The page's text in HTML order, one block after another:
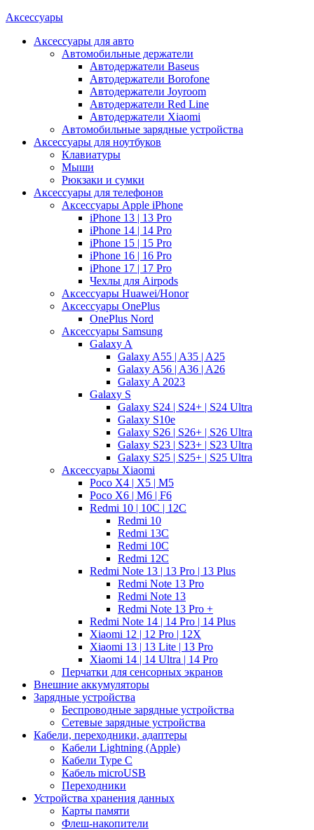
Аксессуары
Аксессуары для авто
Автомобильные держатели
Автодержатели Baseus
Автодержатели Borofone
Автодержатели Joyroom
Автодержатели Red Line
Автодержатели Xiaomi
Автомобильные зарядные устройства
Аксессуары для ноутбуков
Клавиатуры
Мыши
Рюкзаки и сумки
Аксессуары для телефонов
Аксессуары Apple iPhone
iPhone 13 | 13 Pro
iPhone 14 | 14 Pro
iPhone 15 | 15 Pro
iPhone 16 | 16 Pro
iPhone 17 | 17 Pro
Чехлы для Airpods
Аксессуары Huawei/Honor
Аксессуары OnePlus
OnePlus Nord
Аксессуары Samsung
Galaxy A
Galaxy A55 | A35 | A25
Galaxy A56 | A36 | A26
Galaxy A 2023
Galaxy S
Galaxy S24 | S24+ | S24 Ultra
Galaxy S10e
Galaxy S26 | S26+ | S26 Ultra
Galaxy S23 | S23+ | S23 Ultra
Galaxy S25 | S25+ | S25 Ultra
Аксессуары Xiaomi
Poco X4 | X5 | M5
Poco X6 | M6 | F6
Redmi 10 | 10C | 12C
Redmi 10
Redmi 13C
Redmi 10C
Redmi 12C
Redmi Note 13 | 13 Pro | 13 Plus
Redmi Note 13 Pro
Redmi Note 13
Redmi Note 13 Pro +
Redmi Note 14 | 14 Pro | 14 Plus
Xiaomi 12 | 12 Pro | 12X
Xiaomi 13 | 13 Lite | 13 Pro
Xiaomi 14 | 14 Ultra | 14 Pro
Перчатки для сенсорных экранов
Внешние аккумуляторы
Зарядные устройства
Беспроводные зарядные устройства
Сетевые зарядные устройства
Кабели, переходники, адаптеры
Кабели Lightning (Apple)
Кабели Type C
Кабель microUSB
Переходники
Устройства хранения данных
Карты памяти
Флеш-накопители